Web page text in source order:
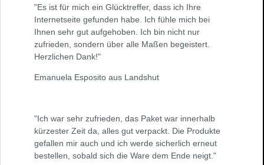
"Es ist für mich ein Glücktreffer, dass ich Ihre
Internetseite gefunden habe. Ich fühle mich bei
Ihnen sehr gut aufgehoben. Ich bin nicht nur
zufrieden, sondern über alle Maßen begeistert.
Herzlichen Dank!"
Emanuela Esposito aus Landshut
"Ich war sehr zufrieden, das Paket war innerhalb
kürzester Zeit da, alles gut verpackt. Die Produkte
gefallen mir auch und ich werde sicherlich erneut
bestellen, sobald sich die Ware dem Ende neigt."